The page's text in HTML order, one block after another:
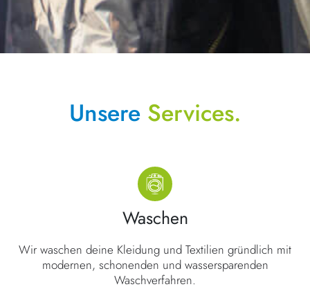
Unsere Services.
Waschen
Wir waschen deine Kleidung und Textilien gründlich mit
modernen, schonenden und wassersparenden
Waschverfahren.